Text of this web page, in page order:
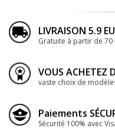
LIVRAISON 5.9
Gratuite à partir de 70
VOUS ACHETEZ
vaste choix de
Paiements
Sécurité 100% avec